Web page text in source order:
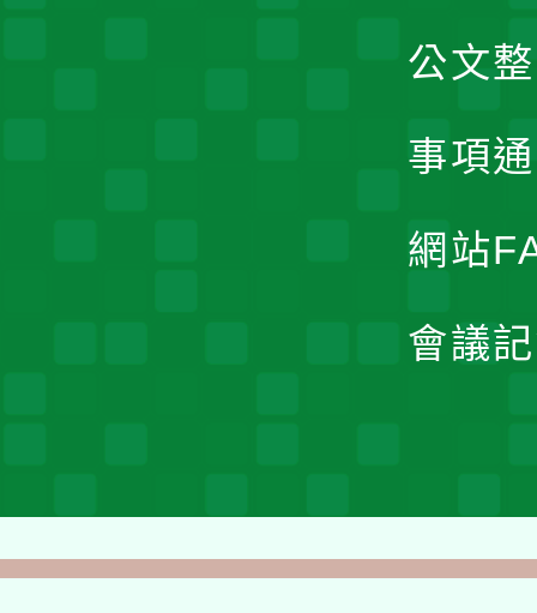
公文
事項
網站
會議